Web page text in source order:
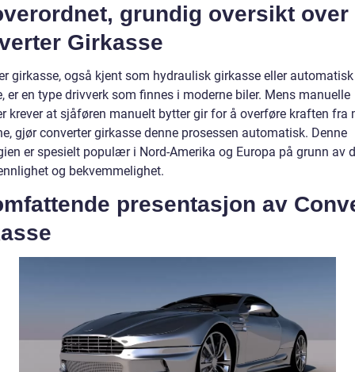
grundig oversikt over
Girkasse
girkasse, også kjent som hydraulisk girkasse eller automatisk
er en type drivverk som finnes i moderne biler. Mens manuelle
krever at sjåføren manuelt bytter gir for å overføre kraften fra
gjør converter girkasse denne prosessen automatisk. Denne
er spesielt populær i Nord-Amerika og Europa på grunn av
og bekvemmelighet.
presentasjon av